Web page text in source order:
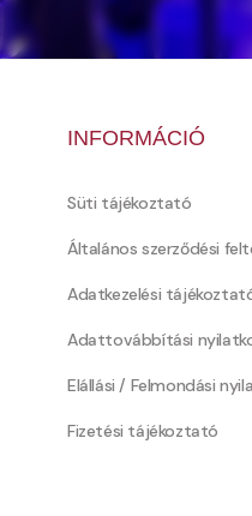
INFORMÁCIÓ
Süti tájékoztató
Általános szerződési
Adatkezelési
Adattovábbítási
Elállási / Felmondási
Fizetési tájékoztató